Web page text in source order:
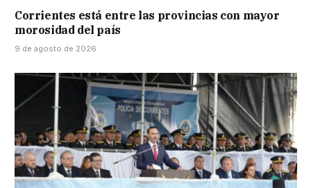
Corrientes está entre las provincias con mayor
morosidad del país
9 de agosto de 2026